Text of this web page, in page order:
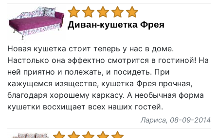
Диван-кушетка Фрея
Новая кушетка стоит теперь у нас в доме.
Настолько она эффектно смотрится в гостиной! На
ней приятно и полежать, и посидеть. При
кажущемся изяществе, кушетка Фрея прочная,
благодаря хорошему каркасу. А необычная форма
кушетки восхищает всех наших гостей.
Лариса, 08-09-2014